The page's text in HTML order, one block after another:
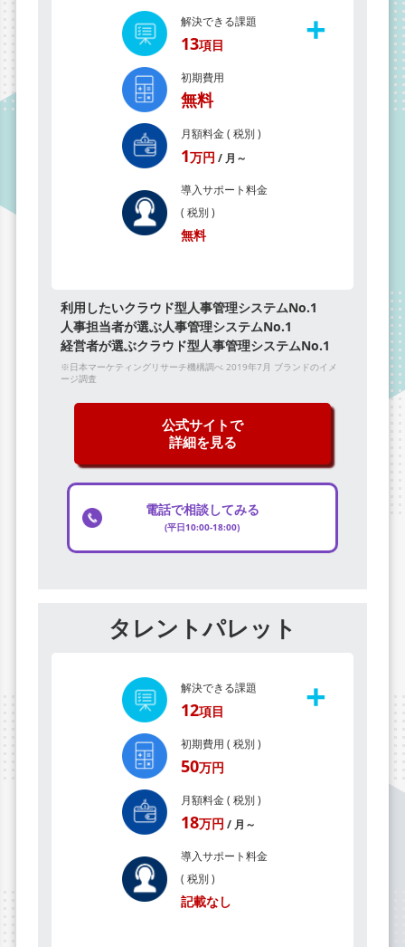
解決できる課題
13項目 +
初期費用
無料
月額料金 ( 税別 )
1万円 / 月～
導入サポート料金
( 税別 )
無料
利用したいクラウド型人事管理システムNo.1
人事担当者が選ぶ人事管理システムNo.1
経営者が選ぶクラウド型人事管理システムNo.1
※日本マーケティングリサーチ機構調べ 2019年7月 ブランドのイメ
ージ調査
公式サイトで
詳細を見る
電話で相談してみる
(平日10:00-18:00)
タレントパレット
解決できる課題
12項目 +
初期費用 ( 税別 )
50万円
月額料金 ( 税別 )
18万円 / 月～
導入サポート料金
( 税別 )
記載なし